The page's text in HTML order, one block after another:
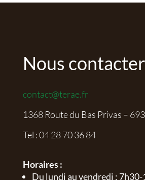
Nous contacter
contact@terae.fr
1368 Route du Bas Privas –
Tel :04 28 70 36 84
Horaires :
Du lundi au vendredi :